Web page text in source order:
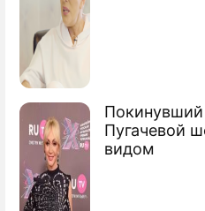
Пугачевой
видом